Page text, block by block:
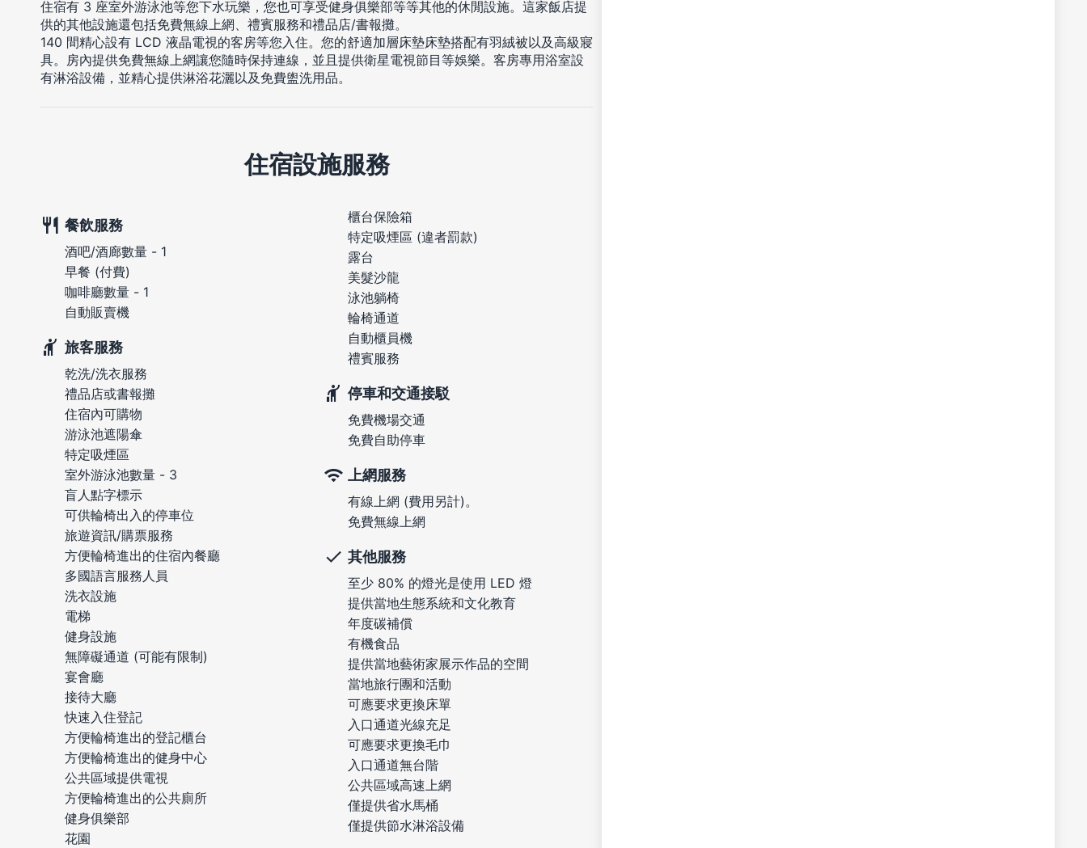
住宿有 3 座室外游泳池等您下水玩樂，您也可享受健身俱樂部等等其他的休閒設施。這家飯店提
供的其他設施還包括免費無線上網、禮賓服務和禮品店/書報攤。
140 間精心設有 LCD 液晶電視的客房等您入住。您的舒適加層床墊床墊搭配有羽絨被以及高級寢
具。房內提供免費無線上網讓您隨時保持連線，並且提供衛星電視節目等娛樂。客房專用浴室設
有淋浴設備，並精心提供淋浴花灑以及免費盥洗用品。
住宿設施服務
餐飲服務
酒吧/酒廊數量 - 1
早餐 (付費)
咖啡廳數量 - 1
自動販賣機
旅客服務
乾洗/洗衣服務
禮品店或書報攤
住宿內可購物
游泳池遮陽傘
特定吸煙區
室外游泳池數量 - 3
盲人點字標示
可供輪椅出入的停車位
旅遊資訊/購票服務
方便輪椅進出的住宿內餐廳
多國語言服務人員
洗衣設施
電梯
健身設施
無障礙通道 (可能有限制)
宴會廳
接待大廳
快速入住登記
方便輪椅進出的登記櫃台
方便輪椅進出的健身中心
公共區域提供電視
方便輪椅進出的公共廁所
健身俱樂部
花園
櫃台保險箱
特定吸煙區 (違者罰款)
露台
美髮沙龍
泳池躺椅
輪椅通道
自動櫃員機
禮賓服務
停車和交通接駁
免費機場交通
免費自助停車
上網服務
有線上網 (費用另計)。
免費無線上網
其他服務
至少 80% 的燈光是使用 LED 燈
提供當地生態系統和文化教育
年度碳補償
有機食品
提供當地藝術家展示作品的空間
當地旅行團和活動
可應要求更換床單
入口通道光線充足
可應要求更換毛巾
入口通道無台階
公共區域高速上網
僅提供省水馬桶
僅提供節水淋浴設備